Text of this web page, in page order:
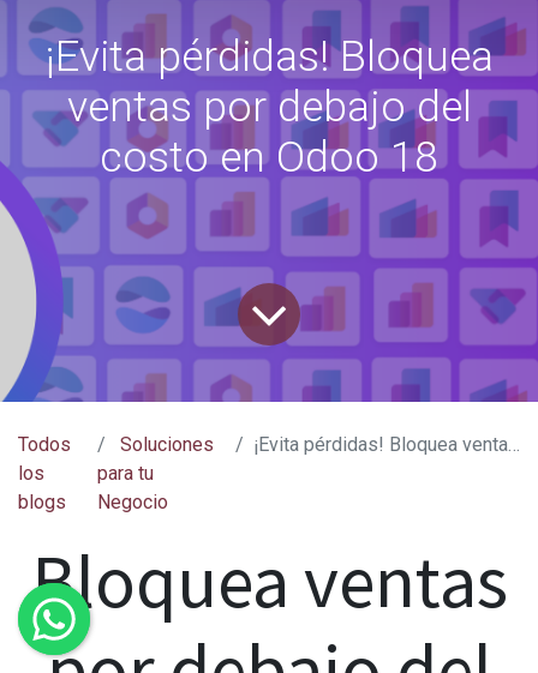
¡Evita pérdidas! Bloquea
ventas por debajo del
costo en Odoo 18
Todos
los
blogs
Soluciones
para tu
Negocio
¡Evita pérdidas! Bloquea ventas por debajo del costo en Odoo 18
Bloquea ventas